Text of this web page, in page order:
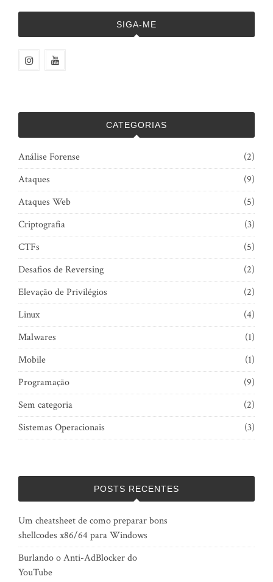
SIGA-ME
CATEGORIAS
Análise Forense
(2)
Ataques
(9)
Ataques Web
(5)
Criptografia
(3)
CTFs
(5)
Desafios de Reversing
(2)
Elevação de Privilégios
(2)
Linux
(4)
Malwares
(1)
Mobile
(1)
Programação
(9)
Sem categoria
(2)
Sistemas Operacionais
(3)
POSTS RECENTES
Um cheatsheet de como preparar bons
shellcodes x86/64 para Windows
Burlando o Anti-AdBlocker do
YouTube